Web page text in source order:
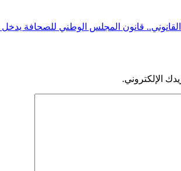
قانون المجلس الوطني للصحافة يدخل
الإلكتروني.